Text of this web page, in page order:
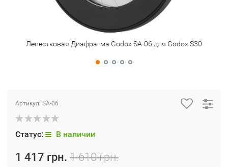
Лепестковая Диафрагма Godox SA-06 для Godox S30
Артикул: SA-06
Статус: В наличии
1 417 грн. 1 610 грн.